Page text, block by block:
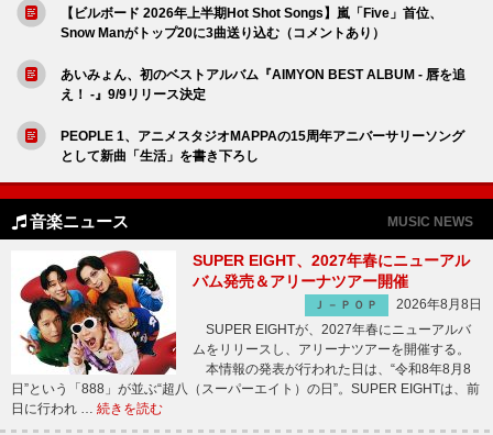
【ビルボード 2026年上半期Hot Shot Songs】嵐「Five」首位、
Snow Manがトップ20に3曲送り込む（コメントあり）
あいみょん、初のベストアルバム『AIMYON BEST ALBUM - 唇を追
え！ -』9/9リリース決定
PEOPLE 1、アニメスタジオMAPPAの15周年アニバーサリーソング
として新曲「生活」を書き下ろし
音楽ニュース MUSIC NEWS
SUPER EIGHT、2027年春にニューアル
バム発売＆アリーナツアー開催
Ｊ－ＰＯＰ
2026年8月8日
SUPER EIGHTが、2027年春にニューアルバ
ムをリリースし、アリーナツアーを開催する。
本情報の発表が行われた日は、“令和8年8月8
日”という「888」が並ぶ“超八（スーパーエイト）の日”。SUPER EIGHTは、前
日に行われ … 続きを読む